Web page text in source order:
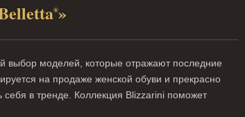
®»
выбор моделей, которые отражают последние
на продаже женской обуви и прекрасно
в тренде. Коллекция Blizzarini поможет